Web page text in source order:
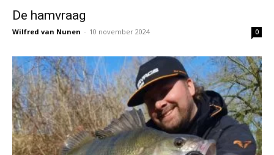
De hamvraag
Wilfred van Nunen - 10 november 2024 0